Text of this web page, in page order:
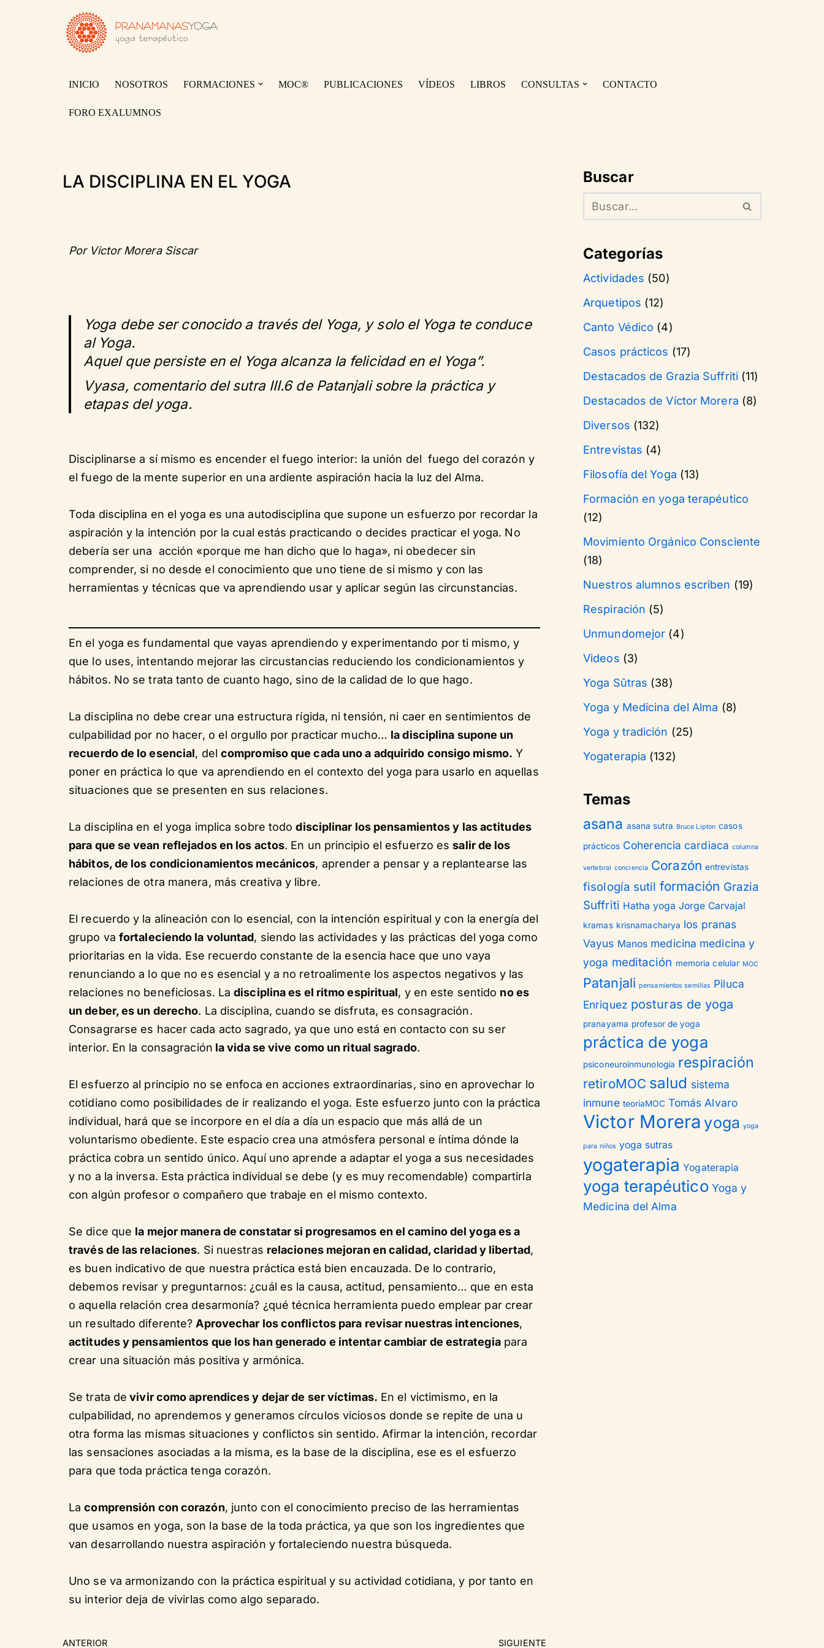
INICIO NOSOTROS FORMACIONES MOC® PUBLICACIONES VÍDEOS LIBROS CONSULTAS CONTACTO
FORO EXALUMNOS
LA DISCIPLINA EN EL YOGA
Por Victor Morera Siscar
Yoga debe ser conocido a través del Yoga, y solo el Yoga te conduce
al Yoga.
Aquel que persiste en el Yoga alcanza la felicidad en el Yoga”.
Vyasa, comentario del sutra III.6 de Patanjali sobre la práctica y
etapas del yoga.
Disciplinarse a sí mismo es encender el fuego interior: la unión del fuego del corazón y
el fuego de la mente superior en una ardiente aspiración hacia la luz del Alma.
Toda disciplina en el yoga es una autodisciplina que supone un esfuerzo por recordar la
aspiración y la intención por la cual estás practicando o decides practicar el yoga. No
debería ser una acción «porque me han dicho que lo haga», ni obedecer sin
comprender, si no desde el conocimiento que uno tiene de si mismo y con las
herramientas y técnicas que va aprendiendo usar y aplicar según las circunstancias.
En el yoga es fundamental que vayas aprendiendo y experimentando por ti mismo, y
que lo uses, intentando mejorar las circustancias reduciendo los condicionamientos y
hábitos. No se trata tanto de cuanto hago, sino de la calidad de lo que hago.
La disciplina no debe crear una estructura rígida, ni tensión, ni caer en sentimientos de
culpabilidad por no hacer, o el orgullo por practicar mucho… la disciplina supone un
recuerdo de lo esencial, del compromiso que cada uno a adquirido consigo mismo. Y
poner en práctica lo que va aprendiendo en el contexto del yoga para usarlo en aquellas
situaciones que se presenten en sus relaciones.
La disciplina en el yoga implica sobre tododisciplinar los pensamientos y las actitudes
para que se vean reflejados en los actos. En un principio el esfuerzo essalir de los
hábitos, de los condicionamientos mecánicos, aprender a pensar y a replantearse las
relaciones de otra manera, más creativa y libre.
El recuerdo y la alineación con lo esencial, con la intención espiritual y con la energía del
grupo va fortaleciendo la voluntad, siendo las actividades y las prácticas del yoga como
prioritarias en la vida. Ese recuerdo constante de la esencia hace que uno vaya
renunciando a lo que no es esencial y a no retroalimente los aspectos negativos y las
relaciones no beneficiosas. Ladisciplina es el ritmo espiritual, y en este sentido no es
un deber, es un derecho. La disciplina, cuando se disfruta, es consagración.
Consagrarse es hacer cada acto sagrado, ya que uno está en contacto con su ser
interior. En la consagración la vida se vive como un ritual sagrado.
El esfuerzo al principio no se enfoca en acciones extraordinarias, sino en aprovechar lo
cotidiano como posibilidades de ir realizando el yoga. Este esfuerzo junto con la práctica
individual, hará que se incorpore en el día a día un espacio que más allá de un
voluntarismo obediente. Este espacio crea una atmósfera personal e íntima dónde la
práctica cobra un sentido único. Aquí uno aprende a adaptar el yoga a sus necesidades
y no a la inversa. Esta práctica individual se debe (y es muy recomendable) compartirla
con algún profesor o compañero que trabaje en el mismo contexto.
Se dice que la mejor manera de constatar si progresamos en el camino del yoga es a
través de las relaciones. Si nuestras relaciones mejoran en calidad, claridad y libertad,
es buen indicativo de que nuestra práctica está bien encauzada. De lo contrario,
debemos revisar y preguntarnos: ¿cuál es la causa, actitud, pensamiento… que en esta
o aquella relación crea desarmonía? ¿qué técnica herramienta puedo emplear par crear
un resultado diferente? Aprovechar los conflictos para revisar nuestras intenciones,
actitudes y pensamientos que los han generado e intentar cambiar de estrategiapara
crear una situación más positiva y armónica.
Se trata de vivir como aprendices y dejar de ser víctimas. En el victimismo, en la
culpabilidad, no aprendemos y generamos círculos viciosos donde se repite de una u
otra forma las mismas situaciones y conflictos sin sentido. Afirmar la intención, recordar
las sensaciones asociadas a la misma, es la base de la disciplina, ese es el esfuerzo
para que toda práctica tenga corazón.
Lacomprensión con corazón, junto con el conocimiento preciso de las herramientas
que usamos en yoga, son la base de la toda práctica, ya que son los ingredientes que
van desarrollando nuestra aspiración y fortaleciendo nuestra búsqueda.
Uno se va armonizando con la práctica espiritual y su actividad cotidiana, y por tanto en
su interior deja de vivirlas como algo separado.
ANTERIOR SIGUIENTE
Buscar
Categorías
Actividades (50)
Arquetipos (12)
Canto Védico (4)
Casos prácticos (17)
Destacados de Grazia Suffriti(11)
Destacados de Víctor Morera (8)
Diversos (132)
Entrevistas (4)
Filosofía del Yoga (13)
Formación en yoga terapéutico
(12)
Movimiento Orgánico Consciente
(18)
Nuestros alumnos escriben (19)
Respiración (5)
Unmundomejor (4)
Videos (3)
Yoga Sûtras (38)
Yoga y Medicina del Alma (8)
Yoga y tradición (25)
Yogaterapia (132)
Temas
asana asana sutra Bruce Lipton casos
prácticos Coherencia cardiaca columna
vertebral conciencia Corazón entrevistas
fisología sutil formación Grazia
Suffriti Hatha yoga Jorge Carvajal
kramas krisnamacharya los pranas
Vayus Manos medicina medicina y
yoga meditación memoria celular MOC
Patanjali pensamientos semillas Piluca
Enriquez posturas de yoga
pranayama profesor de yoga
práctica de yoga
psiconeuroinmunología respiración
retiroMOC salud sistema
inmune teoriaMOC Tomás Alvaro
Victor Morera yoga yoga
para niños yoga sutras
yogaterapia Yogaterapia
yoga terapéutico Yoga y
Medicina del Alma